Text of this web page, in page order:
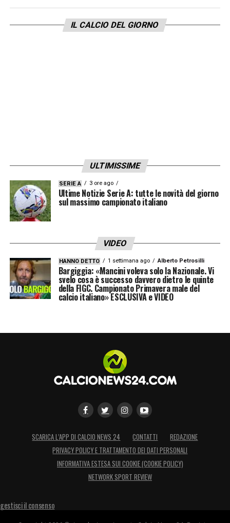
vecchio pupillo di Gasperini, che lo ha già
allenato e ne conosce potenzialità e limiti.
una squadra competitiva, con giocatori
funzionali alle idee diGasperini
rilanciare le ambizioni del club giallorosso,
sia in Serie A che in Europa.
LA PLAYLIST DELLE NOSTRE TOP NEWS
IL CALCIO DEL GIORNO
ULTIMISSIME
SERIE A 3 ore ago
Ultime Notizie Serie A: tutte le novità del giorno
sul massimo campionato italiano
VIDEO
HANNO DETTO 1 settimana ago Alberto Petrosilli
Bargiggia: «Mancini voleva solo la Nazionale. Vi
svelo cosa è successo davvero dietro le quinte
della FIGC. Campionato Primavera male del
calcio italiano» ESCLUSIVA e VIDEO
SCARICA L’APP DI CALCIO NEWS 24 CONTATTI
REDAZIONE
PRIVACY POLICY E TRATTAMENTO DEI DATI PERSONALI
INFORMATIVA ESTESA SUI COOKIE (COOKIE POLICY)
NETWORK SPORT REVIEW
gestisci il consenso